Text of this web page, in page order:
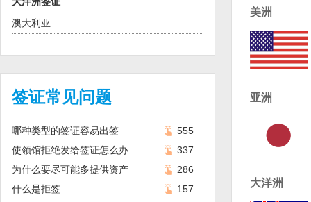
澳大利亚
签证常见问题
哪种类型的签证容易出签
555
使领馆拒绝发给签证怎么办
337
为什么要尽可能多提供资产
286
什么是拒签
157
美洲
亚洲
大洋洲